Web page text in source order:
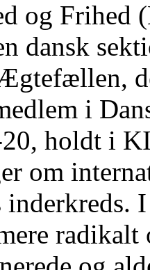
og Frihed
dansk
i
holdt i
om
inderkreds.